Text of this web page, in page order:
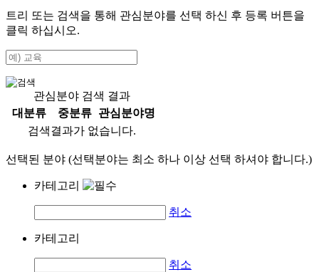
트리 또는 검색을 통해 관심분야를 선택 하신 후 등록 버튼을
클릭 하십시오.
관심분야 검색 결과
대분류
중분류
관심분야명
검색결과가 없습니다.
선택된 분야 (선택분야는 최소 하나 이상 선택 하셔야 합니다.)
카테고리
취소
카테고리
취소